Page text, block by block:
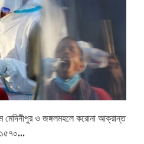
মেদিনীপুর ও জঙ্গলমহলে করোনা আক্রান্ত
১৫৭০...